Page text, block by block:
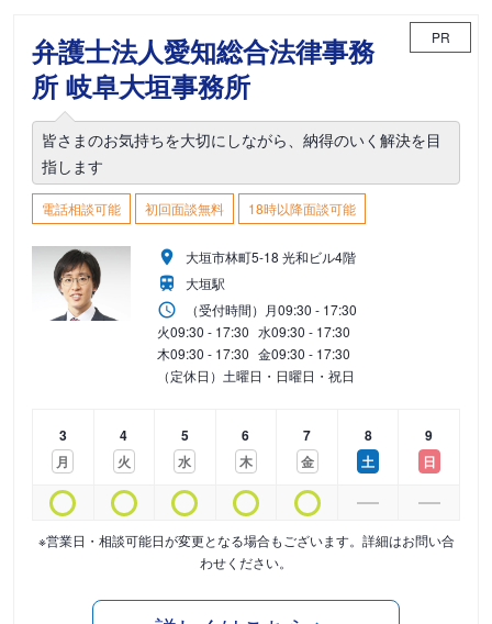
弁護士法人愛知総合法律事務
所 岐阜大垣事務所
PR
皆さまのお気持ちを大切にしながら、納得のいく解決を目
指します
電話相談可能 初回面談無料 18時以降面談可能
大垣市林町5-18 光和ビル4階
大垣駅
（受付時間） 月09:30 - 17:30
火09:30 - 17:30 水09:30 - 17:30
木09:30 - 17:30 金09:30 - 17:30
（定休日）土曜日・日曜日・祝日
3
月
4
火
5
水
6
木
7
金
8
土
9
日
※営業日・相談可能日が変更となる場合もございます。詳細はお問い合
わせください。